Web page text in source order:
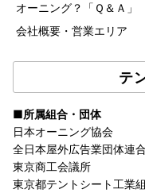
オーニング？「Ｑ＆Ａ」
会社概要・営業エリア
テ
■所属組合・団体
日本オーニング協会
全日本屋外広告業団体連
東京商工会議所
東京都テントシート工業